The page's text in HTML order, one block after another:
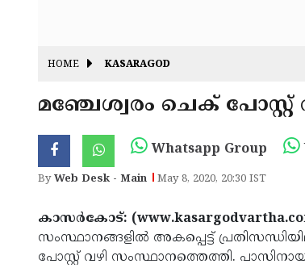
HOME KASARAGOD
മഞ്ചേശ്വരം ചെക് പോസ്റ്റ്
Whatsapp Group
ByWeb Desk - Main May 8, 2020, 20:30 IST
കാസര്‍കോട്: (www.kasargodvartha.com
സംസ്ഥാനങ്ങളില്‍ അകപ്പെട്ട്
പോസ്റ്റ് വഴി സംസ്ഥാനത്തെത്തി.